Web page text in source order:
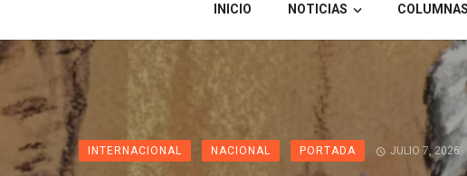
INICIO NOTICIAS COLUMNAS
INTERNACIONAL NACIONAL PORTADA JULIO 7, 2026